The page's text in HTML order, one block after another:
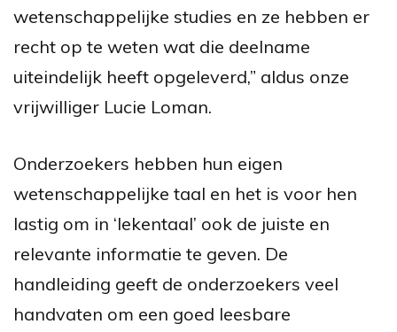
wetenschappelijke studies en ze hebben er
recht op te weten wat die deelname
uiteindelijk heeft opgeleverd,” aldus onze
vrijwilliger Lucie Loman.
Onderzoekers hebben hun eigen
wetenschappelijke taal en het is voor hen
lastig om in ‘lekentaal’ ook de juiste en
relevante informatie te geven. De
handleiding geeft de onderzoekers veel
handvaten om een goed leesbare